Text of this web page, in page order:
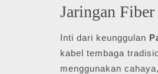
Jaringan
Inti dari keunggulan
kabel tembaga
menggunakan